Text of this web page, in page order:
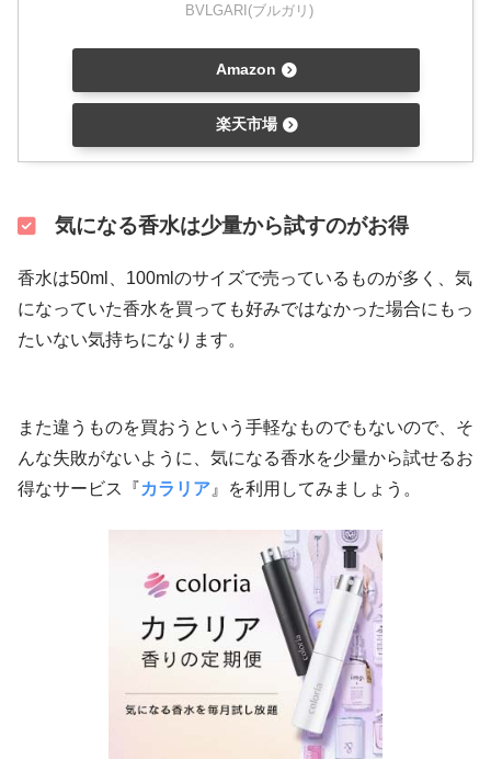
BVLGARI(ブルガリ)
Amazon
楽天市場
気になる香水は少量から試すのがお得
香水は50ml、100mlのサイズで売っているものが多く、気
になっていた香水を買っても好みではなかった場合にもっ
たいない気持ちになります。
また違うものを買おうという手軽なものでもないので、そ
んな失敗がないように、気になる香水を少量から試せるお
得なサービス『カラリア 』を利用してみましょう。